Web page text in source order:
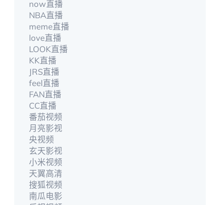
now直播
NBA直播
meme直播
love直播
LOOK直播
KK直播
JRS直播
feel直播
FAN直播
CC直播
番茄视频
月亮影视
央视频
玄天影视
小米视频
天翼高清
搜狐视频
南瓜电影